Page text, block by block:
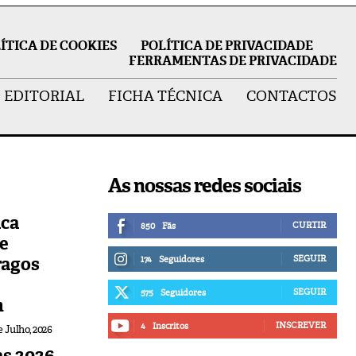
DE COOKIES
POLÍTICA DE PRIVACIDADE
FERRAMENTAS DE PRIVACIDADE
EDITORIAL FICHA TÉCNICA CONTACTOS
Julho, 2026
As nossas redes sociais
850 Fãs CURTIR
174 Seguidores SEGUIR
575 Seguidores SEGUIR
4 Inscritos INSCREVER